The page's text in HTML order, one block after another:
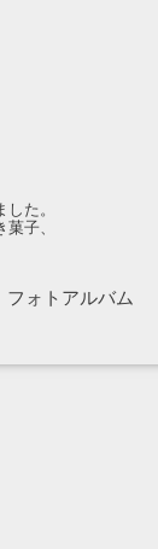
た。
子、
フォトアルバム